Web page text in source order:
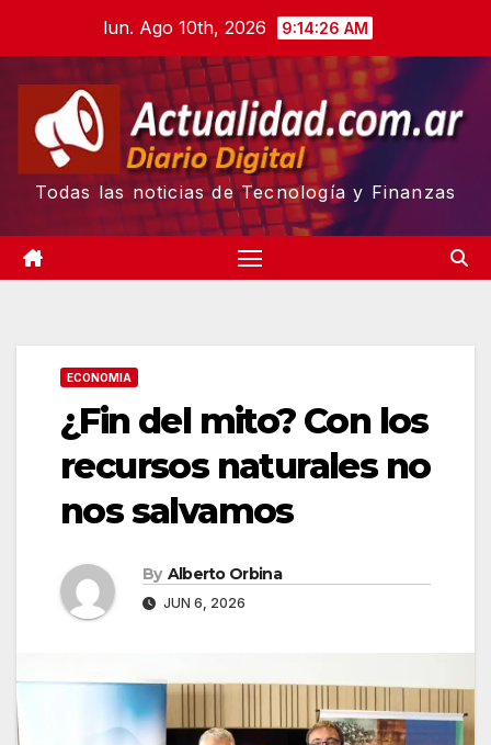
content
lun. Ago 10th, 2026 9:14:27 AM
Todas las noticias de Tecnología y Finanzas
ECONOMIA
¿Fin del mito? Con los
recursos naturales no
nos salvamos
By Alberto Orbina
JUN 6, 2026